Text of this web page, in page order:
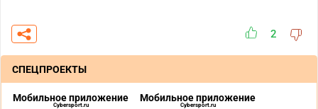
2
СПЕЦПРОЕКТЫ
Мобильное приложение
Cybersport.ru
Мобильное приложение
Cybersport.ru